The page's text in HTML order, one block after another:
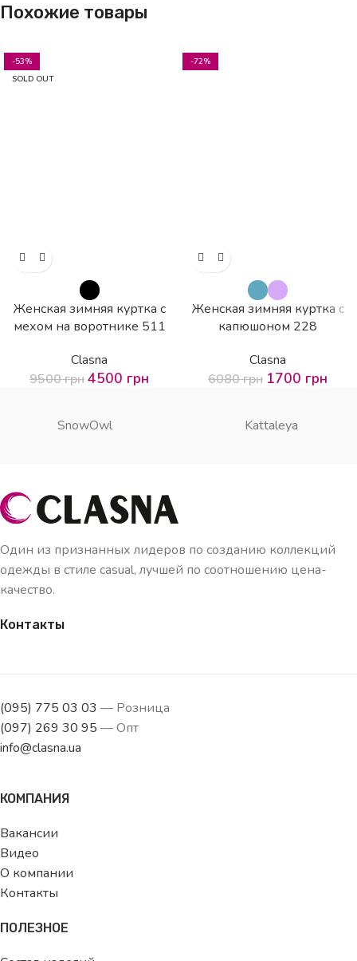
Похожие товары
-53%
SOLD OUT
Женская зимняя куртка с
мехом на воротнике 511
Clasna
9500грн4500 грн
-72%
Женская зимняя куртка с
капюшоном 228
Clasna
6080грн 1700 грн
SnowOwl Kattaleya
Один из признанных лидеров по созданию коллекций
одежды в стиле casual, лучшей по соотношению цена-
качество.
Контакты
(095) 775 03 03 — Розница
(097) 269 30 95 — Опт
info@clasna.ua
КОМПАНИЯ
Вакансии
Видео
О компании
Контакты
ПОЛЕЗНОЕ